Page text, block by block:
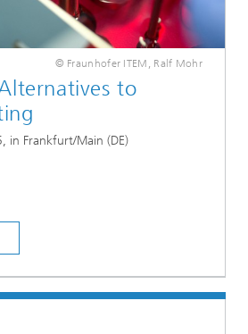
© Fraunhofer ITEM, Ralf Mohr
to
in Frankfurt/Main (DE)